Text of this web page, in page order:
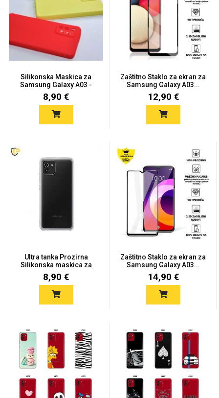
Silikonska Maskica za
Samsung Galaxy A03 -
Viš...
8,90 €
Zaštitno Staklo za ekran za
Samsung Galaxy A03...
12,90 €
Ultra tanka Prozirna
Silikonska maskica za
Sam...
8,90 €
Zaštitno Staklo za ekran za
Samsung Galaxy A03...
14,90 €
Sleng Feel Good
Valentinovo
Love motivi I Need Some Space
Quotes Collection Cirkus
Univerzalne futrole i
Preklopne maskice